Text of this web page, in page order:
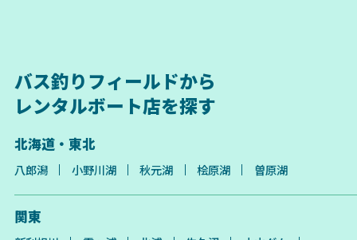
バス釣りフィールドから
レンタルボート店を探す
北海道・東北
八郎潟 小野川湖 秋元湖 桧原湖 曽原湖
関東